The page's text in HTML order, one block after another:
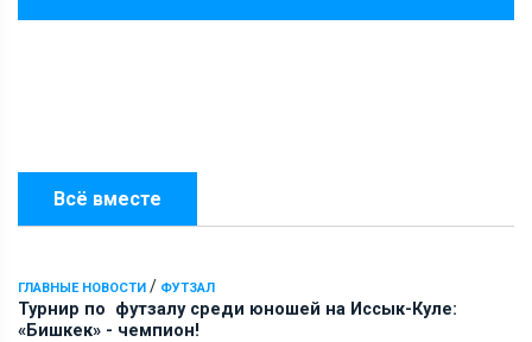
Всё вместе
ГЛАВНЫЕ НОВОСТИ / ФУТЗАЛ
Турнир по футзалу среди юношей на Иссык-Куле:
«Бишкек» - чемпион!